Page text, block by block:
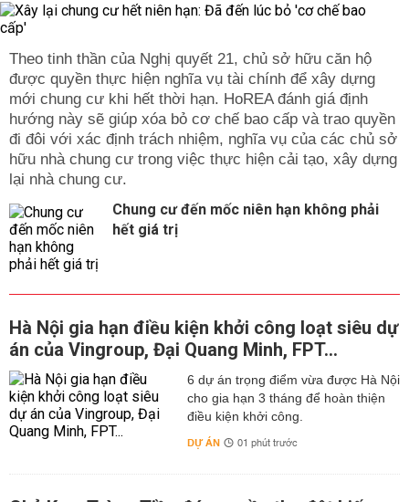
Theo tinh thần của Nghị quyết 21, chủ sở hữu căn hộ
được quyền thực hiện nghĩa vụ tài chính để xây dựng
mới chung cư khi hết thời hạn. HoREA đánh giá định
hướng này sẽ giúp xóa bỏ cơ chế bao cấp và trao quyền
đi đôi với xác định trách nhiệm, nghĩa vụ của các chủ sở
hữu nhà chung cư trong việc thực hiện cải tạo, xây dựng
lại nhà chung cư.
Chung cư đến mốc niên hạn không phải
hết giá trị
Hà Nội gia hạn điều kiện khởi công loạt siêu dự
án của Vingroup, Đại Quang Minh, FPT...
6 dự án trọng điểm vừa được Hà Nội
cho gia hạn 3 tháng để hoàn thiện
điều kiện khởi công.
DỰ ÁN 01 phút trước